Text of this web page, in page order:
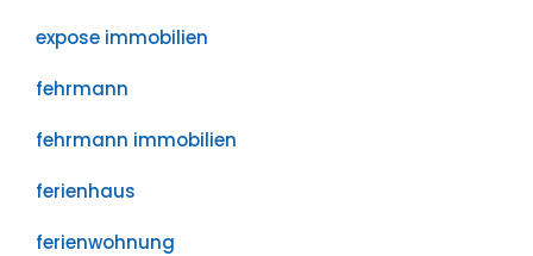
expose immobilien
fehrmann
fehrmann immobilien
ferienhaus
ferienwohnung